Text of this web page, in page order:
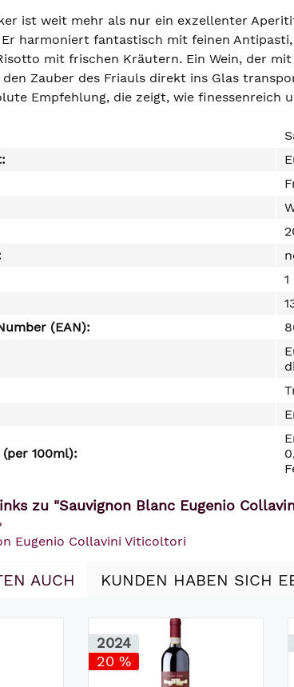
ist weit mehr als nur ein exzellenter
harmoniert fantastisch mit feinen
mit frischen Kräutern. Ein Wein, der
Zauber des Friauls direkt ins Glas
Empfehlung, die zeigt, wie finessenreich
(EAN):
100ml):
zu "Sauvignon Blanc Eugenio
Eugenio Collavini Viticoltori
AUCH KUNDEN HABEN SICH
2024
20 %